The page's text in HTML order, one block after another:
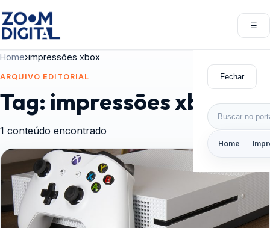
☰
Fechar
Buscar por:
Home
Home›impressões xbox
ARQUIVO EDITORIAL
Tag: impressões xbox
1 conteúdo encontrado